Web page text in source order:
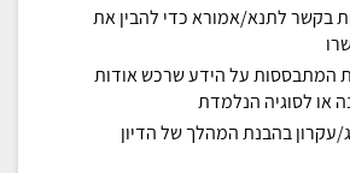
בקשר לתנא/אמורא כדי להבין את
המתבססות על הידע שרכש אודות
או לסוגיה הנלמדת
עקרון בהבנת המהלך של הדיון